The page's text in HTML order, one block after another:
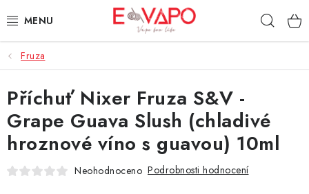
na
3D TISK
TIPY ZA DOBROU CENU
AROMATA A PŘÍCHUTĚ
BÁZE
Fruza
Příchuť Nixer Fruza S&V -
Grape Guava Slush (chladivé
hroznové víno s guavou) 10ml
Neohodnoceno Podrobnosti hodnocení